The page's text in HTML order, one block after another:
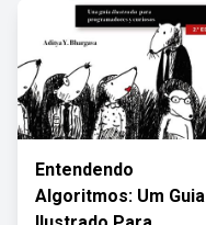
Entendendo
Algoritmos: Um Guia